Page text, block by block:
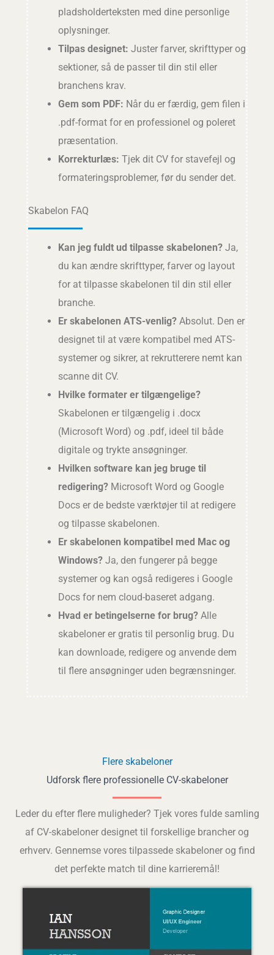
pladsholderteksten med dine personlige
oplysninger.
Tilpas designet: Juster farver, skrifttyper og
sektioner, så de passer til din stil eller
branchens krav.
Gem som PDF: Når du er færdig, gem filen i
.pdf-format for en professionel og poleret
præsentation.
Korrekturlæs: Tjek dit CV for stavefejl og
formateringsproblemer, før du sender det.
Skabelon FAQ
Kan jeg fuldt ud tilpasse skabelonen?Ja,
du kan ændre skrifttyper, farver og layout
for at tilpasse skabelonen til din stil eller
branche.
Er skabelonen ATS-venlig?Absolut. Den er
designet til at være kompatibel med ATS-
systemer og sikrer, at rekrutterere nemt kan
scanne dit CV.
Hvilke formater er tilgængelige?
Skabelonen er tilgængelig i .docx
(Microsoft Word) og .pdf, ideel til både
digitale og trykte ansøgninger.
Hvilken software kan jeg bruge til
redigering?Microsoft Word og Google
Docs er de bedste værktøjer til at redigere
og tilpasse skabelonen.
Er skabelonen kompatibel med Mac og
Windows?Ja, den fungerer på begge
systemer og kan også redigeres i Google
Docs for nem cloud-baseret adgang.
Hvad er betingelserne for brug?Alle
skabeloner er gratis til personlig brug. Du
kan downloade, redigere og anvende dem
til flere ansøgninger uden begrænsninger.
Flere skabeloner
Udforsk flere professionelle CV-skabeloner
Leder du efter flere muligheder? Tjek vores fulde samling
af CV-skabeloner designet til forskellige brancher og
erhverv. Gennemse vores tilpassede skabeloner og find
det perfekte match til dine karrieremål!